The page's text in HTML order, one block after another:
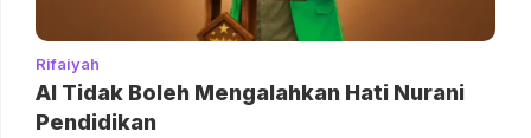
Rifaiyah
AI Tidak Boleh Mengalahkan Hati Nurani
Pendidikan